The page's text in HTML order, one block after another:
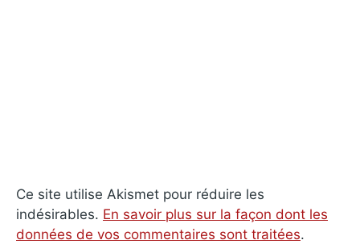
Ce site utilise Akismet pour réduire les
indésirables. En savoir plus sur la façon dont les
données de vos commentaires sont traitées.